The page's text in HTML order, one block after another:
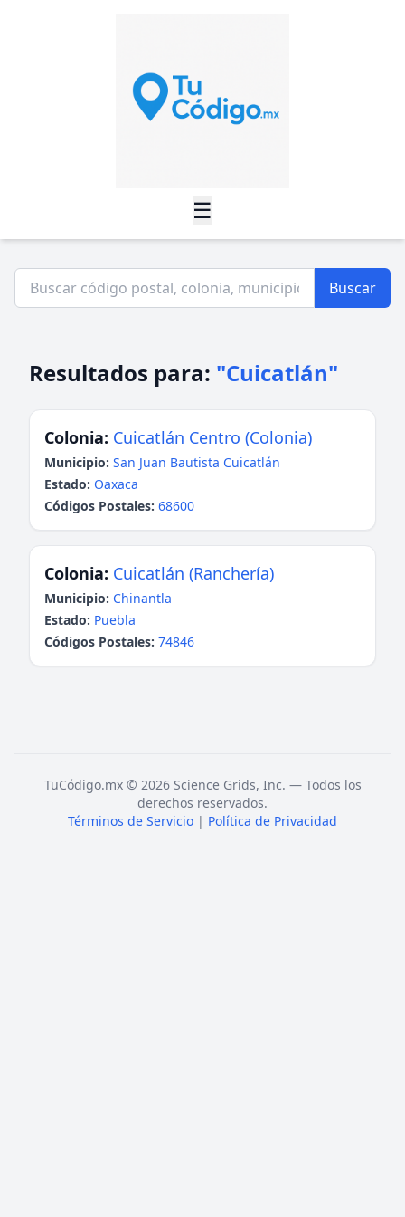
☰
Buscar
Resultados para: "Cuicatlán"
Colonia: Cuicatlán Centro (Colonia)
Municipio: San Juan Bautista Cuicatlán
Estado: Oaxaca
Códigos Postales: 68600
Colonia: Cuicatlán (Ranchería)
Municipio: Chinantla
Estado: Puebla
Códigos Postales: 74846
TuCódigo.mx © 2026 Science Grids, Inc. — Todos los
derechos reservados.
Términos de Servicio | Política de Privacidad